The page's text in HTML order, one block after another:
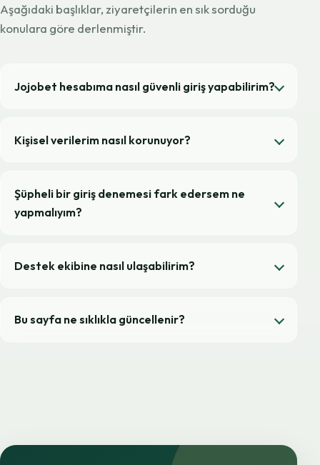
Aşağıdaki başlıklar, ziyaretçilerin en sık sorduğu
konulara göre derlenmiştir.
Jojobet hesabıma nasıl güvenli giriş yapabilirim?
Kişisel verilerim nasıl korunuyor?
Şüpheli bir giriş denemesi fark edersem ne
yapmalıyım?
Destek ekibine nasıl ulaşabilirim?
Bu sayfa ne sıklıkla güncellenir?